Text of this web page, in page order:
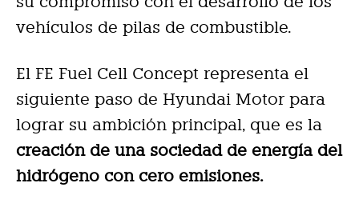
vehículos de pilas de combustible.
El FE Fuel Cell Concept representa el
siguiente paso de Hyundai Motor para
lograr su ambición principal, que es la
creación de una sociedad de energía del
hidrógeno con cero emisiones.